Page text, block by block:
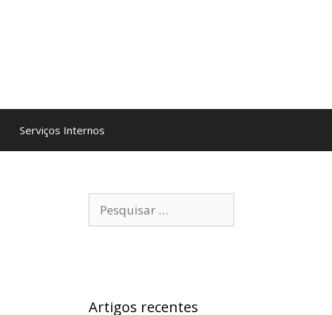
Serviços Internos
por:
Artigos recentes